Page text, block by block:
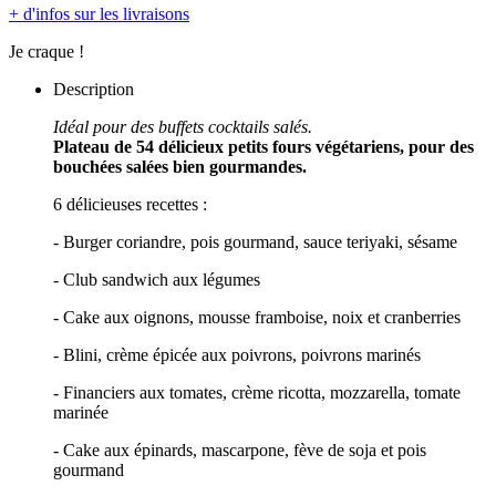
+ d'infos sur les livraisons
Je craque !
Description
Idéal pour des buffets cocktails salés.
Plateau de 54 délicieux petits fours végétariens, pour des
bouchées salées bien gourmandes.
6 délicieuses recettes :
- Burger coriandre, pois gourmand, sauce teriyaki, sésame
- Club sandwich aux légumes
- Cake aux oignons, mousse framboise, noix et cranberries
- Blini, crème épicée aux poivrons, poivrons marinés
- Financiers aux tomates, crème ricotta, mozzarella, tomate
marinée
- Cake aux épinards, mascarpone, fève de soja et pois
gourmand